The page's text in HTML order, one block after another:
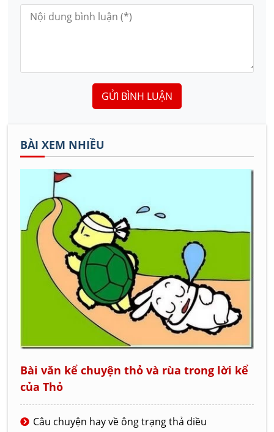
GỬI BÌNH LUẬN
BÀI XEM NHIỀU
Bài văn kể chuyện thỏ và rùa trong lời kể
của Thỏ
Câu chuyện hay về ông trạng thả diều